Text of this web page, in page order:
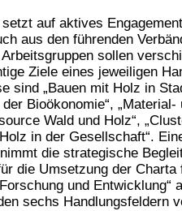
auf aktives
aus den führenden
sollen
Ziele eines jeweiligen
sind „Bauen mit Holz in
Bioökonomie“, „Material-
Wald und Holz“,
in der Gesellschaft“.
die strategische
die Umsetzung der Charta
und Entwicklung“
sechs Handlungsfeldern